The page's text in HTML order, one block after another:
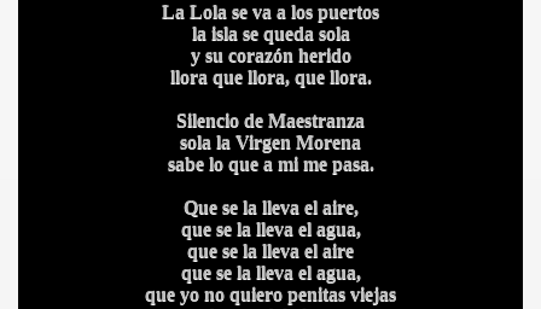
La Lola se va a los puertos
la isla se queda sola
y su corazón herido
llora que llora, que llora.
Silencio de Maestranza
sola la Virgen Morena
sabe lo que a mi me pasa.
Que se la lleva el aire,
que se la lleva el agua,
que se la lleva el aire
que se la lleva el agua,
que yo no quiero penitas viejas